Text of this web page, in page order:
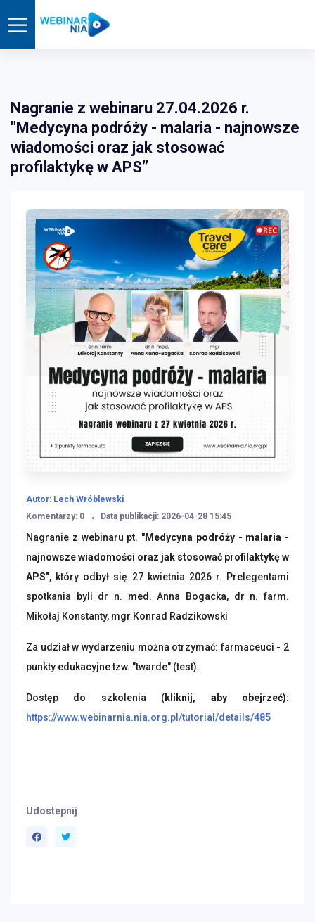
Nagranie z webinaru 27.04.2026 r.
"Medycyna podróży - malaria - najnowsze
wiadomości oraz jak stosować
profilaktykę w APS”
Autor: Lech Wróblewski
Komentarzy: 0
Data publikacji: 2026-04-28 15:45
Nagranie z webinaru pt. "Medycyna podróży - malaria -
najnowsze wiadomości oraz jak stosować profilaktykę w
APS", który odbył się 27 kwietnia 2026 r. Prelegentami
spotkania byli dr n. med. Anna Bogacka, dr n. farm.
Mikołaj Konstanty, mgr Konrad Radzikowski
Za udział w wydarzeniu można otrzymać: farmaceuci - 2
punkty edukacyjne tzw. "twarde" (test).
Dostęp do szkolenia (kliknij, aby obejrzeć):
https://www.webinarnia.nia.org.pl/tutorial/details/485
Udostepnij